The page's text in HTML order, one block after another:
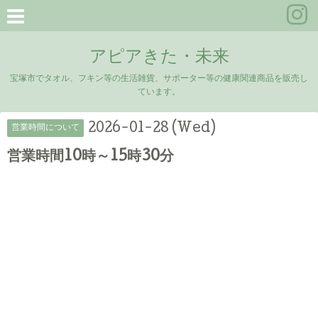
アピアきた・未来
宝塚市でタオル、フキン等の生活雑貨、サポーター等の健康関連商品を販売し
ています。
営業時間について 2026-01-28 (Wed)
営業時間10時～15時30分